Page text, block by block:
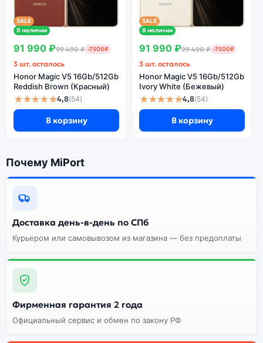
SALE
В наличии
91 990 ₽99 490 ₽ -7500₽
3 шт. осталось
Honor Magic V5 16Gb/512Gb
Reddish Brown (Красный)
★★★★★4,8(54)
В корзину
SALE
В наличии
91 990 ₽99 490 ₽ -7500₽
3 шт. осталось
Honor Magic V5 16Gb/512Gb
Ivory White (Бежевый)
★★★★★4,8(54)
В корзину
Почему MiPort
Доставка день-в-день по СПб
Курьером или самовывозом из магазина — без предоплаты
Фирменная гарантия 2 года
Официальный сервис и обмен по закону РФ